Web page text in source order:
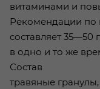
витаминами и
Рекомендации по
составляет 35—50
в одно и то же
Состав
травяные